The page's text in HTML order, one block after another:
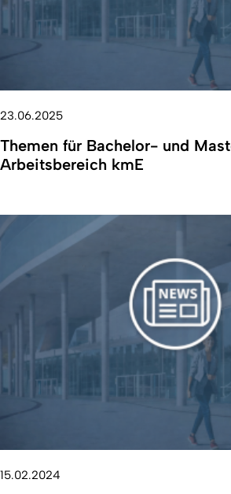
23.06.2025
Themen für Bachelor- und
Arbeitsbereich kmE
15.02.2024